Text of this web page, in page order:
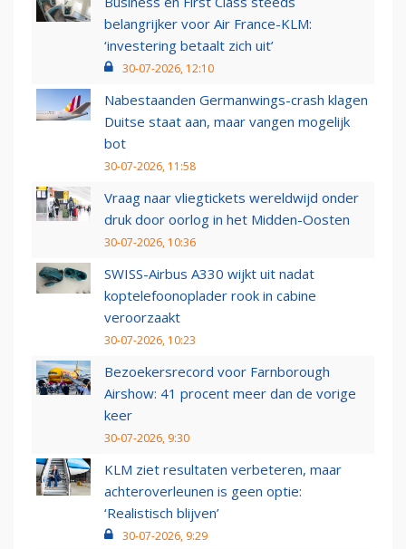
belangrijker voor Air France-KLM:
‘investering betaalt zich uit’
30-07-2026, 12:10
Nabestaanden Germanwings-crash klagen
Duitse staat aan, maar vangen mogelijk
bot
30-07-2026, 11:58
Vraag naar vliegtickets wereldwijd onder
druk door oorlog in het Midden-Oosten
30-07-2026, 10:36
SWISS-Airbus A330 wijkt uit nadat
koptelefoonoplader rook in cabine
veroorzaakt
30-07-2026, 10:23
Bezoekersrecord voor Farnborough
Airshow: 41 procent meer dan de vorige
keer
30-07-2026, 9:30
KLM ziet resultaten verbeteren, maar
achteroverleunen is geen optie:
‘Realistisch blijven’
30-07-2026, 9:29